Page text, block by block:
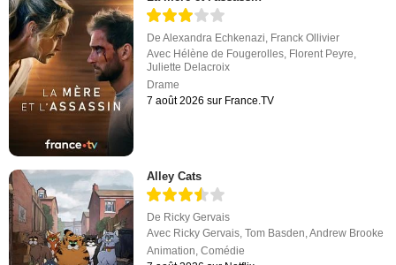
DeAlexandra Echkenazi Franck Ollivier
Avec Hélène de Fougerolles Florent Peyre
Juliette Delacroix
Drame
7 août 2026 sur France.TV
Alley Cats
De Ricky Gervais
Avec Ricky Gervais,Tom Basden,Andrew Brooke
Animation,Comédie